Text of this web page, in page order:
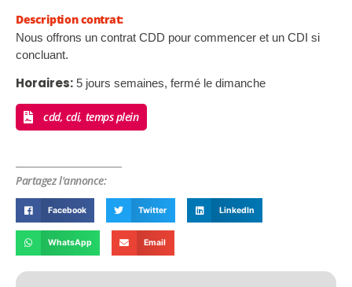
Description contrat:
Nous offrons un contrat CDD pour commencer et un CDI si
concluant.
Horaires: 5 jours semaines, fermé le dimanche
cdd, cdi, temps plein
Partagez l'annonce:
Facebook Twitter LinkedIn
WhatsApp Email